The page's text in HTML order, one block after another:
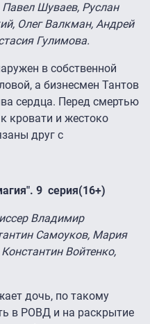
Шуваев, Руслан
Олег Валкман, Андрей
Гулимова.
в собственной
а бизнесмен Тантов
сердца. Перед смертью
кровати и жестоко
друг с
9 серия(16+)
Владимир
Самоуков, Мария
Войтенко,
дочь, по такому
в РОВД и на раскрытие